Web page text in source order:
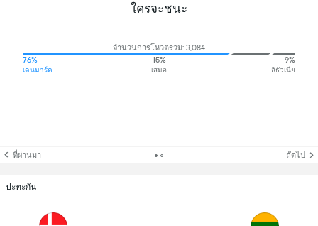
ใครจะชนะ
จำนวนการโหวตรวม: 3,084
76%
เดนมาร์ค
15%
เสมอ
9%
ลิธัวเนีย
ที่ผ่านมา ถัดไป
ปะทะกัน